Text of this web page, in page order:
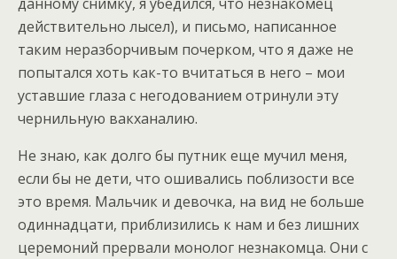
действительно лысел), и письмо, написанное
таким неразборчивым почерком, что я даже не
попытался хоть как-то вчитаться в него – мои
уставшие глаза с негодованием отринули эту
чернильную вакханалию.
Не знаю, как долго бы путник еще мучил меня,
если бы не дети, что ошивались поблизости все
это время. Мальчик и девочка, на вид не больше
одиннадцати, приблизились к нам и без лишних
церемоний прервали монолог незнакомца. Они с